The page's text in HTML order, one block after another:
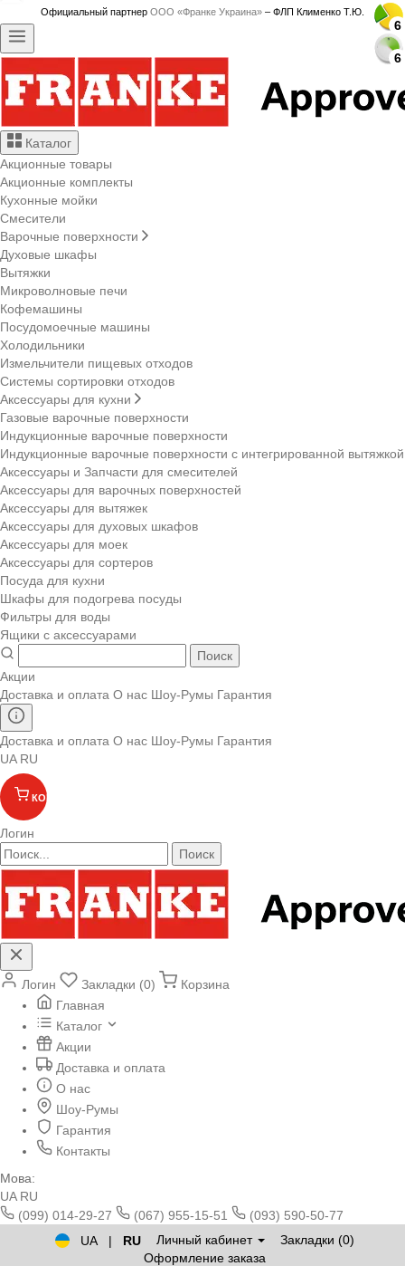
Официальный партнер ООО «Франке Украина» – ФЛП Клименко Т.Ю.
Каталог
Акционные товары
Акционные комплекты
Кухонные мойки
Смесители
Варочные поверхности
Духовые шкафы
Вытяжки
Микроволновые печи
Кофемашины
Посудомоечные машины
Холодильники
Измельчители пищевых отходов
Системы сортировки отходов
Аксессуары для кухни
Газовые варочные поверхности
Индукционные варочные поверхности
Индукционные варочные поверхности с интегрированной вытяжкой
Аксессуары и Запчасти для смесителей
Аксессуары для варочных поверхностей
Аксессуары для вытяжек
Аксессуары для духовых шкафов
Аксессуары для моек
Аксессуары для сортеров
Посуда для кухни
Шкафы для подогрева посуды
Фильтры для воды
Ящики с аксессуарами
Поиск
Акции
Доставка и оплата О нас Шоу-Румы Гарантия
Доставка и оплата О нас Шоу-Румы Гарантия
UA RU
КОРЗИНА
Логин
Поиск
Логин Закладки (0)
Корзина
Главная
Каталог
Акции
Доставка и оплата
О нас
Шоу-Румы
Гарантия
Контакты
Мова:
UA RU
(099) 014-29-27
(067) 955-15-51
(093) 590-50-77
UA
| RU Личный кабинет
Закладки (0)
Оформление заказа
6
6
6
6
6
6
6
6
6
6
6
6
6
6
6
6
6
6
6
6
6
6
6
6
6
6
6
6